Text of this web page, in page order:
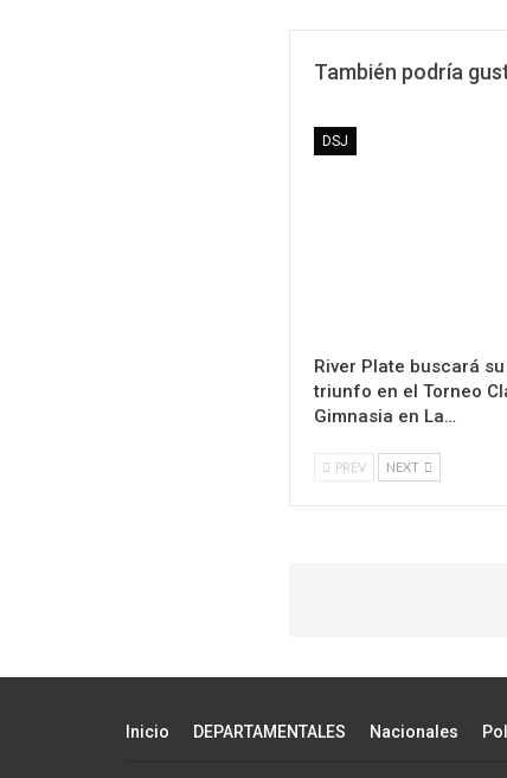
También podría
DSJ
River Plate buscará
triunfo en el Torneo
Gimnasia en La…
PREV NEXT
Inicio DEPARTAMENTALES Nacionales